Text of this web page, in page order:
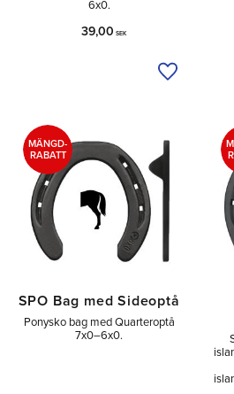
6x0.
39,00 SEK
Tilføj til
SPO Bag med Sideoptå
Ponysko bag med Quarteroptå
7x0–6x0.
MÄNGD-
RABATT